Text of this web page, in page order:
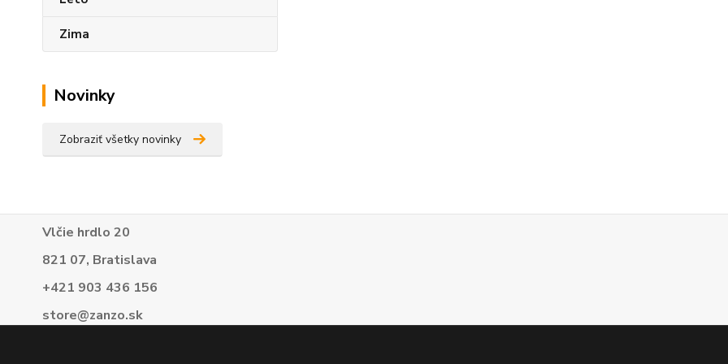
Zima
Novinky
Zobraziť všetky novinky
Vlčie hrdlo 20
821 07, Bratislava
+421 903 436 156
store@zanzo.sk